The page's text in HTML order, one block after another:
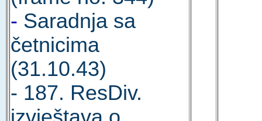
- Saradnja sa
četnicima
(31.10.43)
- 187. ResDiv.